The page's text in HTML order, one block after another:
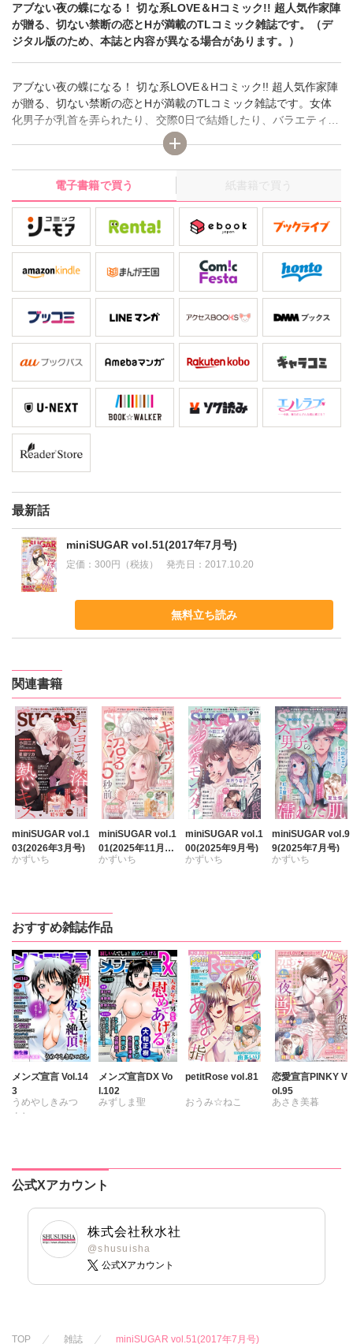
アブない夜の蝶になる！ 切な系LOVE＆Hコミック!! 超人気作家陣
が贈る、切ない禁断の恋とHが満載のTLコミック雑誌です。（デ
ジタル版のため、本誌と内容が異なる場合があります。）
アブない夜の蝶になる！ 切な系LOVE＆Hコミック!! 超人気作家陣
が贈る、切ない禁断の恋とHが満載のTLコミック雑誌です。女体
化男子が乳首を弄られたり、交際0日で結婚したり、バラエティに
富んだストーリーを多数収録。その他、毎号過激なテーマに沿っ
たHコミックを掲載！ 普通のラブストーリーでは物足りない、禁
断のLOVE＆Hを体験してみたいアナタにオススメのコミックで
す。（デジタル版のため、本誌と内容が異なる場合がありま
す。）
電子書籍で買う 紙書籍で買う
最新話
miniSUGAR vol.51(2017年7月号)
定価：300円（税抜） 発売日： 2017.10.20
無料立ち読み
関連書籍
miniSUGAR vol.1
03(2026年3月号)
かずいち
ヒナギク びる
夏生恒
桐嶋ショウコ
小田三月
星脇リカ
清水沙斗子
海月うる子
さくら蒼
踊る毒林檎
六原ミッカ
小出ちゃこ
紅ヶ屋
miniSUGAR vol.1
01(2025年11月
号)
かずいち
ヒナギク
夏生恒
桐嶋ショウコ
小田三月
清水沙斗子
海月うる子
さくら蒼
踊る毒林檎
六原ミッカ
小出ちゃこ
紅ヶ屋
miniSUGAR vol.1
00(2025年9月号)
かずいち
桐嶋ショウコ
小田三月
清水沙斗子
海月うる子
さくら蒼
踊る毒林檎
六原ミッカ
小出ちゃこ
miniSUGAR vol.9
9(2025年7月号)
かずいち
夏生恒
桐嶋ショウコ
清水沙斗子
海月うる子
さくら蒼
踊る毒林檎
六原ミッカ
小出ちゃこ
紅ヶ屋
おすすめ雑誌作品
メンズ宣言 Vol.14
3
うめやしきみつ
よし
雪景 粕谷秀夫
岬ゆきひろ
柳生柳
葉月かずお
みた森たつや
大谷みこと
浅ひるゆう
メンズ宣言DX Vo
l.102
みずしま聖
北野健一
葉月かずお
杏咲モラル
petitRose vol.81
おうみ☆ねこ
相田早智子
ほなみるか
恋愛宣言PINKY V
ol.95
あさき美暮
小鳥晶
知葉サナガ
公式Xアカウント
株式会社秋水社
@shusuisha
公式Xアカウント
TOP 雑誌 miniSUGAR vol.51(2017年7月号)